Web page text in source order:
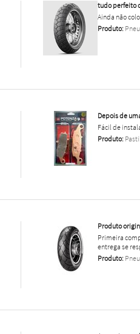
tudo perfeito
Ainda não
Produto:
Depois de
Fácil de
Produto:
Produto
Primeira
entrega se
Produto:Pneu